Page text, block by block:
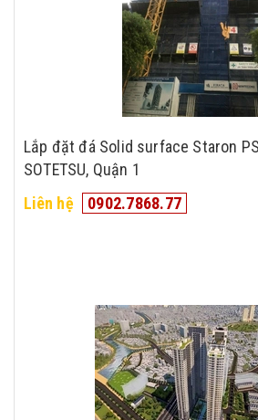
Lắp đặt đá Solid surface Staron
SOTETSU, Quận 1
Liên hệ
0902.7868.77